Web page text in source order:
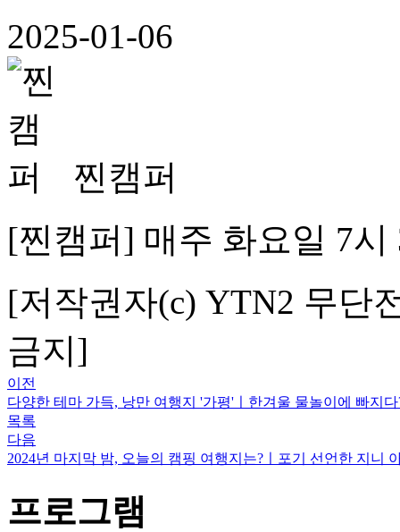
2025-01-06
찐캠퍼
[찐캠퍼] 매주 화요일 7시
[저작권자(c) YTN2 무단
금지]
이전
다양한 테마 가득, 낭만 여행지 '가평'ㅣ한겨울 물놀이에 빠지
목록
다음
2024년 마지막 밤, 오늘의 캠핑 여행지는?ㅣ포기 선언한 지니
프로그램